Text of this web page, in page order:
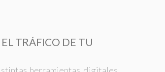
TRÁFICO DE TU